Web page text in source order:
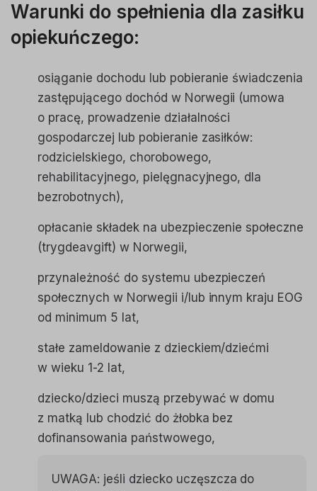
Warunki do spełnienia dla zasiłku
opiekuńczego:
osiąganie dochodu lub pobieranie świadczenia
zastępującego dochód w Norwegii (umowa
o pracę, prowadzenie działalności
gospodarczej lub pobieranie zasiłków:
rodzicielskiego, chorobowego,
rehabilitacyjnego, pielęgnacyjnego, dla
bezrobotnych),
opłacanie składek na ubezpieczenie społeczne
(trygdeavgift) w Norwegii,
przynależność do systemu ubezpieczeń
społecznych w Norwegii i/lub innym kraju EOG
od minimum 5 lat,
stałe zameldowanie z dzieckiem/dziećmi
w wieku 1-2 lat,
dziecko/dzieci muszą przebywać w domu
z matką lub chodzić do żłobka bez
dofinansowania państwowego,
UWAGA: jeśli dziecko uczęszcza do